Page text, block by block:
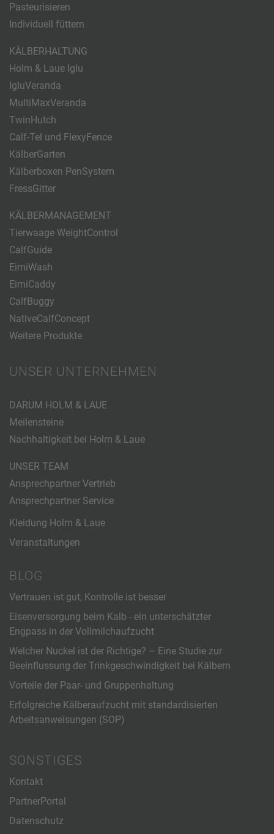
Pasteurisieren
Individuell füttern
KÄLBERHALTUNG
Holm & Laue Iglu
IgluVeranda
MultiMaxVeranda
TwinHutch
Calf-Tel und FlexyFence
KälberGarten
Kälberboxen PenSystem
FressGitter
KÄLBERMANAGEMENT
Tierwaage WeightControl
CalfGuide
EimiWash
EimiCaddy
CalfBuggy
NativeCalfConcept
Weitere Produkte
UNSER UNTERNEHMEN
DARUM HOLM & LAUE
Meilensteine
Nachhaltigkeit bei Holm & Laue
UNSER TEAM
Ansprechpartner Vertrieb
Ansprechpartner Service
Kleidung Holm & Laue
Veranstaltungen
BLOG
Vertrauen ist gut, Kontrolle ist besser
Eisenversorgung beim Kalb - ein unterschätzter
Engpass in der Vollmilchaufzucht
Welcher Nuckel ist der Richtige? – Eine Studie zur
Beeinflussung der Trinkgeschwindigkeit bei Kälbern
Vorteile der Paar- und Gruppenhaltung
Erfolgreiche Kälberaufzucht mit standardisierten
Arbeitsanweisungen (SOP)
SONSTIGES
Kontakt
PartnerPortal
Datenschutz